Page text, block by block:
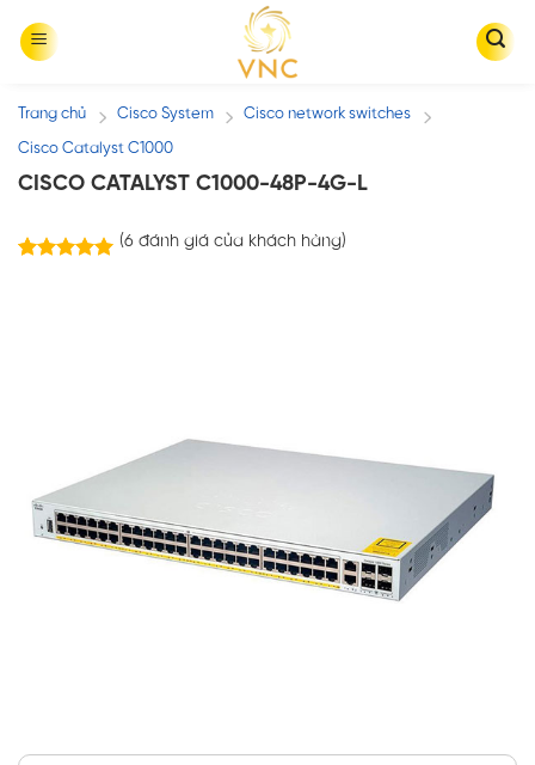
Trang chủ / Cisco System / Cisco network switches /
Cisco Catalyst C1000
CISCO CATALYST C1000-48P-4G-L
(6đánh giá của khách hàng)